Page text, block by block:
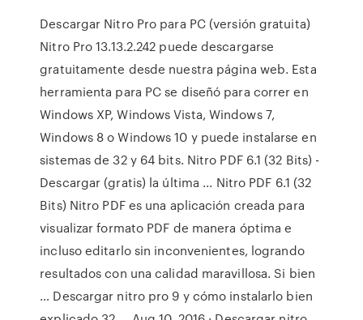
Descargar Nitro Pro para PC (versión gratuita)
Nitro Pro 13.13.2.242 puede descargarse
gratuitamente desde nuestra página web. Esta
herramienta para PC se diseñó para correr en
Windows XP, Windows Vista, Windows 7,
Windows 8 o Windows 10 y puede instalarse en
sistemas de 32 y 64 bits. Nitro PDF 6.1 (32 Bits) -
Descargar (gratis) la última ... Nitro PDF 6.1 (32
Bits) Nitro PDF es una aplicación creada para
visualizar formato PDF de manera óptima e
incluso editarlo sin inconvenientes, logrando
resultados con una calidad maravillosa. Si bien
… Descargar nitro pro 9 y cómo instalarlo bien